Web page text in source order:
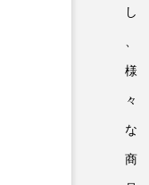
し
様
々
な
商